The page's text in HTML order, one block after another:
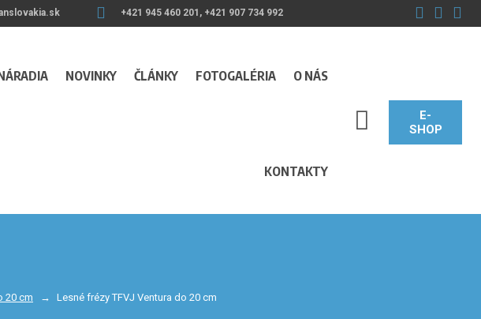
+421 945 460 201, +421 907 734 992
NOVINKY ČLÁNKY FOTOGALÉRIA O NÁS
KONTAKTY
SEARCH_LABEL
E-
SHOP
20 cm Lesné frézy TFVJ Ventura do 20 cm